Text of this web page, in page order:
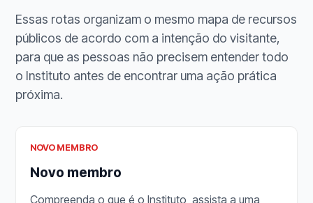
Essas rotas organizam o mesmo mapa de recursos
públicos de acordo com a intenção do visitante,
para que as pessoas não precisem entender todo
o Instituto antes de encontrar uma ação prática
próxima.
NOVO MEMBRO
Novo membro
Compreenda o que é o Instituto, assista a uma